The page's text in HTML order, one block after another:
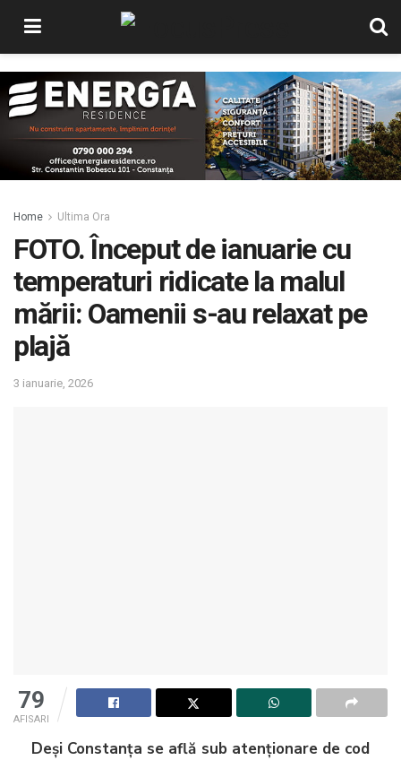
Home Ultima Ora
FOTO. Început de ianuarie cu
temperaturi ridicate la malul
mării: Oamenii s-au relaxat pe
plajă
3 ianuarie, 2026
79
AFISARI
Deși Constanța se află sub atenționare de cod